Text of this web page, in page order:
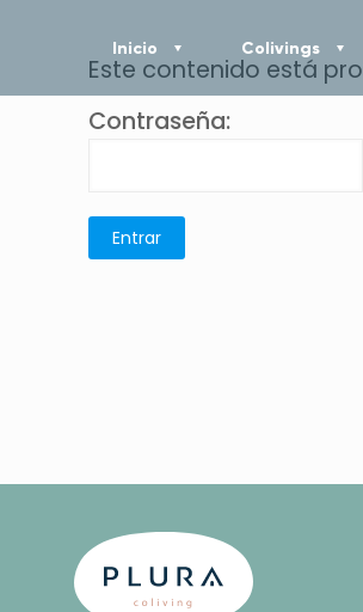
Inicio Colivings
Este contenido está
Contraseña: